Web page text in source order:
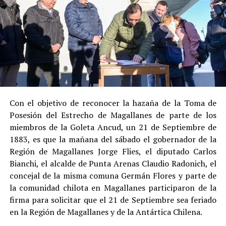
Sucolaboración sustancial con la investigación,
al admitir los hechos.
Suconducta anterior irreprochable , al no
registrar antecedentes penales previos.
Estas circunstancias jurídicas, sumadas al
procedimiento abreviado, redujeron la posibilidad de un
cumplimiento efectivo en recinto penitenciario.
Indemnización a la víctima y nueva investigación
por ocultamiento de bienes
En el ámbito civil, elJuzgado de Letras de Castrodictó
enseptiembre de 2023una sentencia que obliga a
Pedro Montecinos apagar una indemnización total de
$120 millonespor concepto de daño moral:
$80 millonesa favor de la víctima.
Con el objetivo de reconocer la hazaña de la Toma de
Posesión del Estrecho de Magallanes de parte de los
miembros de la Goleta Ancud, un 21 de Septiembre de
1883, es que la mañana del sábado el gobernador de la
Región de Magallanes Jorge Flies, el diputado Carlos
Bianchi, el alcalde de Punta Arenas Claudio Radonich, el
concejal de la misma comuna Germán Flores y parte de
la comunidad chilota en Magallanes participaron de la
firma para solicitar que el 21 de Septiembre sea feriado
en la Región de Magallanes y de la Antártica Chilena.